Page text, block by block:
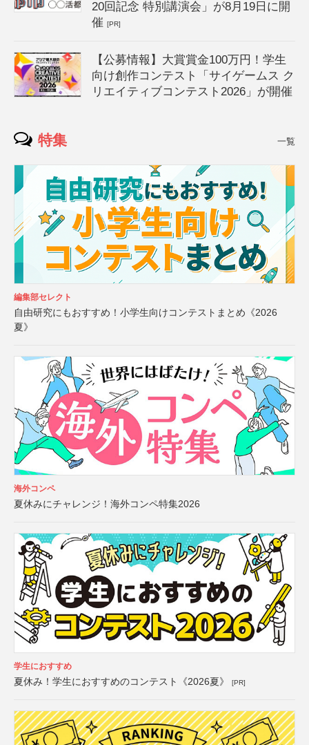
20回記念 特別講演会」が8月19日に開
催[PR]
【公募情報】大賞賞金100万円！学生
向け創作コンテスト「サイゲームス ク
リエイティブコンテスト2026」が開催
特集 一覧
編集部セレクト
自由研究にもおすすめ！小学生向けコンテストまとめ《2026
夏》
海外コンペ
夏休みにチャレンジ！海外コンペ特集2026
学生におすすめ
夏休み！学生におすすめのコンテスト《2026夏》 [PR]